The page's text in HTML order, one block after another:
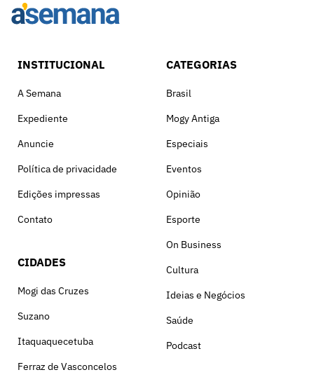
INSTITUCIONAL
A Semana
Expediente
Anuncie
Política de privacidade
Edições impressas
Contato
CIDADES
Mogi das Cruzes
Suzano
Itaquaquecetuba
Ferraz de Vasconcelos
CATEGORIAS
Brasil
Mogy Antiga
Especiais
Eventos
Opinião
Esporte
On Business
Cultura
Ideias e Negócios
Saúde
Podcast